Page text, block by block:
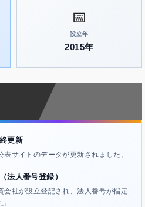
📅
設立年
2015年
更新
表サイトのデータが更新されました。
法人番号登録）
会社が設立登記され、法人番号が指定